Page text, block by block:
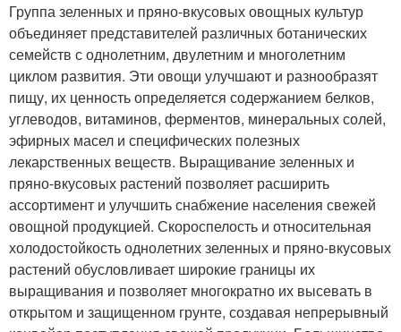
Группа зеленных и пряно-вкусовых овощных культур
объединяет представителей различных ботанических
семейств с однолетним, двулетним и многолетним
циклом развития. Эти овощи улучшают и разнообразят
пищу, их ценность определяется содержанием белков,
углеводов, витаминов, ферментов, минеральных солей,
эфирных масел и специфических полезных
лекарственных веществ. Выращивание зеленных и
пряно-вкусовых растений позволяет расширить
ассортимент и улучшить снабжение населения свежей
овощной продукцией. Скороспелость и относительная
холодостойкость однолетних зеленных и пряно-вкусовых
растений обусловливает широкие границы их
выращивания и позволяет многократно их высевать в
открытом и защищенном грунте, создавая непрерывный